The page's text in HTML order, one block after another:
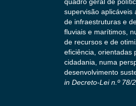
supervisão aplicáveis
de infraestruturas e
fluviais e marítimos,
de recursos e de
eficiência, orientadas
cidadania, numa
desenvolvimento
in Decreto-Lei n.º 78/